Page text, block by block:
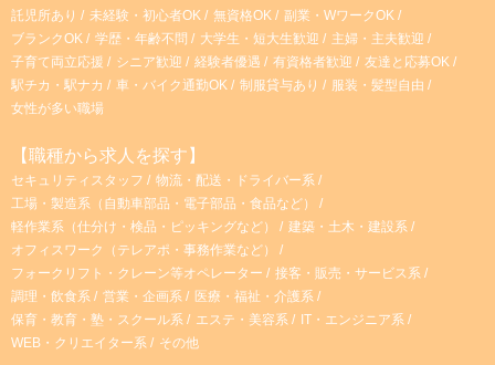
託児所あり
未経験・初心者OK 無資格OK
副業・WワークOK
ブランクOK
学歴・年齢不問 大学生・短大生歓迎
主婦・主夫歓迎
子育て両立応援
シニア歓迎 経験者優遇 有資格者歓迎
友達と応募OK
駅チカ・駅ナカ
車・バイク通勤OK 制服貸与あり
服装・髪型自由
女性が多い職場
【職種から求人を探す】
セキュリティスタッフ
物流・配送・ドライバー系
工場・製造系（自動車部品・電子部品・食品など）
軽作業系（仕分け・検品・ピッキングなど）
建築・土木・建設系
オフィスワーク（テレアポ・事務作業など）
フォークリフト・クレーン等オペレーター
接客・販売・サービス系
調理・飲食系
営業・企画系
医療・福祉・介護系
保育・教育・塾・スクール系
エステ・美容系
IT・エンジニア系
WEB・クリエイター系
その他